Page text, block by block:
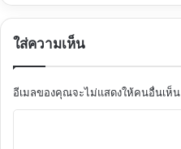
ใส่ความเห็น
อีเมลของคุณจะไม่แสดงให้คนอื่นเห็น